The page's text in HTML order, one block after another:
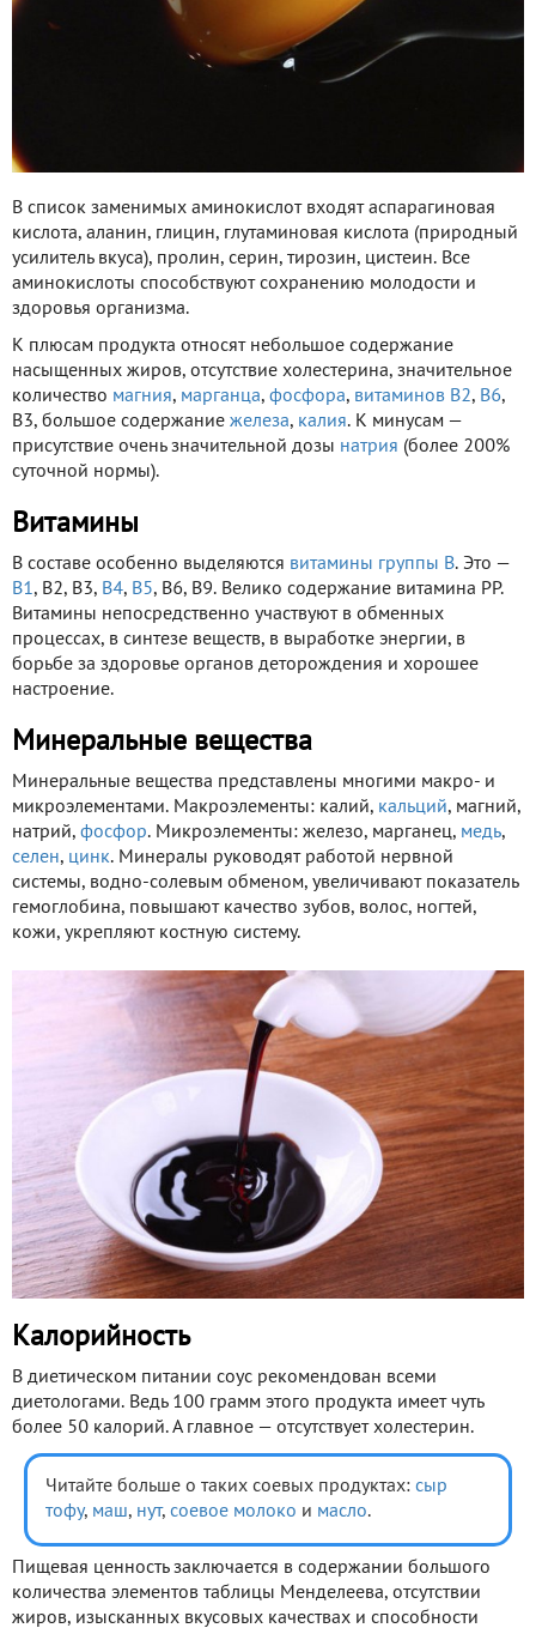
В список заменимых аминокислот входят аспарагиновая
кислота, аланин, глицин, глутаминовая кислота (природный
усилитель вкуса), пролин, серин, тирозин, цистеин. Все
аминокислоты способствуют сохранению молодости и
здоровья организма.
К плюсам продукта относят небольшое содержание
насыщенных жиров, отсутствие холестерина, значительное
количество магния, марганца, фосфора, витаминов В2, В6,
В3, большое содержание железа, калия. К минусам —
присутствие очень значительной дозы натрия (более 200%
суточной нормы).
Витамины
В составе особенно выделяются витамины группы В. Это —
В1, В2, В3, В4, В5, В6, В9. Велико содержание витамина РР.
Витамины непосредственно участвуют в обменных
процессах, в синтезе веществ, в выработке энергии, в
борьбе за здоровье органов деторождения и хорошее
настроение.
Минеральные вещества
Минеральные вещества представлены многими макро- и
микроэлементами. Макроэлементы: калий, кальций, магний,
натрий, фосфор. Микроэлементы: железо, марганец, медь,
селен, цинк. Минералы руководят работой нервной
системы, водно-солевым обменом, увеличивают показатель
гемоглобина, повышают качество зубов, волос, ногтей,
кожи, укрепляют костную систему.
Калорийность
В диетическом питании соус рекомендован всеми
диетологами. Ведь 100 грамм этого продукта имеет чуть
более 50 калорий. А главное — отсутствует холестерин.
Читайте больше о таких соевых продуктах: сыр
тофу, маш, нут, соевое молоко и масло.
Пищевая ценность заключается в содержании большого
количества элементов таблицы Менделеева, отсутствии
жиров, изысканных вкусовых качествах и способности